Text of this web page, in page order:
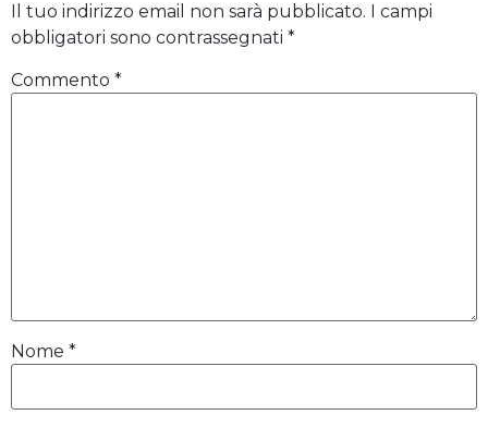
Il tuo indirizzo email non sarà pubblicato. I campi
obbligatori sono contrassegnati *
Commento *
Nome *